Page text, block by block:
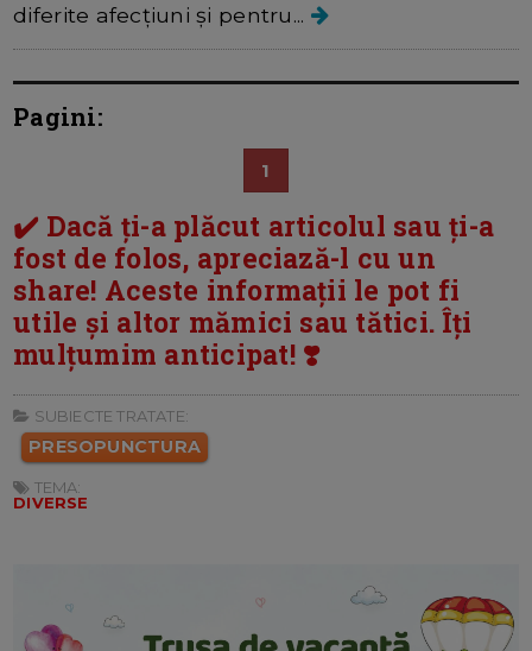
diferite afecțiuni și pentru...
Pagini:
1
✔️ Dacă ți-a plăcut articolul sau ți-a
fost de folos, apreciază-l cu un
share! Aceste informații le pot fi
utile și altor mămici sau tătici. Îți
mulțumim anticipat! ❣️
SUBIECTE TRATATE:
PRESOPUNCTURA
TEMA:
DIVERSE